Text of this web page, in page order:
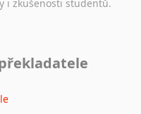
i zkušenosti studentů.
nekomerčního